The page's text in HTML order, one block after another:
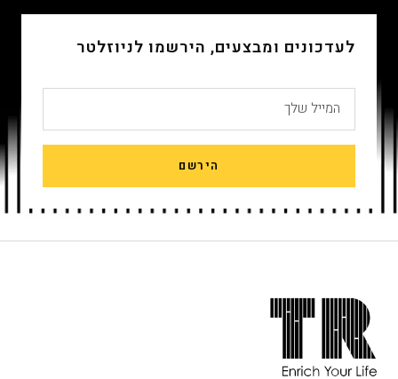
לעדכונים ומבצעים, הירשמו לניוזלטר
המייל שלך
הירשם
האתר,
באפשרותך
ללחוץ